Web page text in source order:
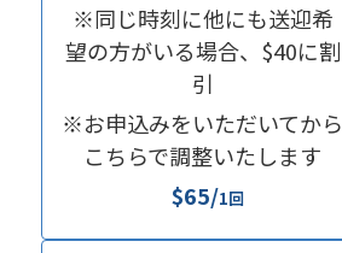
※同じ時刻に他にも送迎希
望の方がいる場合、$40に割
引
※お申込みをいただいてから
こちらで調整いたします
$65/1回